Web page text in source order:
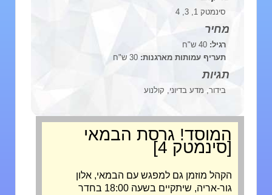
תעריף עמותות מארגנות:30 ש"ח
בידור, מדע בדיוני, קולנוע
המוסד! גרסת הבמאי
[סינמטק 4]
הקהל מוזמן גם למפגש עם הבמאי , אלון
גור-אריה, שיתקיים בשעה 18:00 בחדר